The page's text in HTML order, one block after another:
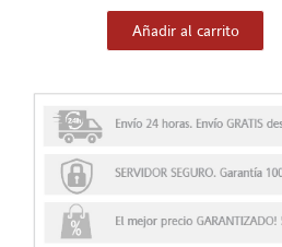
Añadir al carrito